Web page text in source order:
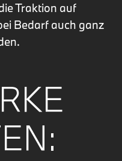
Traktion auf
Bedarf auch ganz